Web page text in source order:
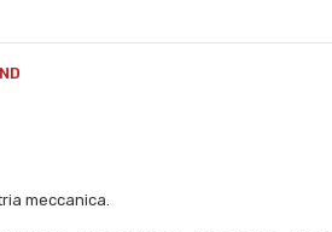
meccanica.